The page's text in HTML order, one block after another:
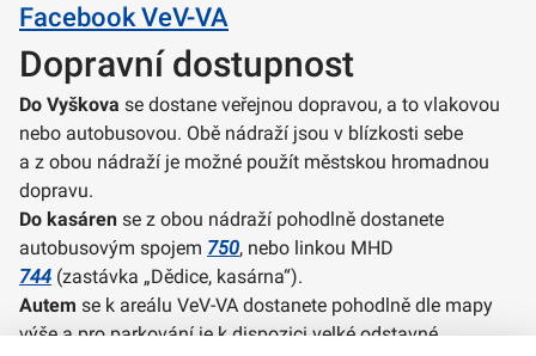
Facebook VeV-VA
Dopravní dostupnost
Do Vyškova se dostane veřejnou dopravou, a to vlakovou
nebo autobusovou. Obě nádraží jsou v blízkosti sebe
a z obou nádraží je možné použít městskou hromadnou
dopravu.
Do kasáren se z obou nádraží pohodlně dostanete
autobusovým spojem 750, nebo linkou MHD
744 (zastávka „Dědice, kasárna“).
Autem se k areálu VeV-VA dostanete pohodlně dle mapy
výše a pro parkování je k dispozici velké odstavné